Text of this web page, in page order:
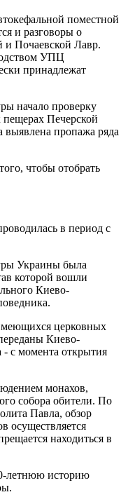
поместной
и разговоры о
и Почаевской Лавр.
УПЦ
принадлежат
начало проверку
Печерской
выявлена пропажа ряда
чтобы отобрать
в период с
Украины была
которой вошли
Киево-
церковных
Киево-
- с момента открытия
монахов,
собора обители. По
Павла, обзор
осуществляется
находиться в
летнюю историю